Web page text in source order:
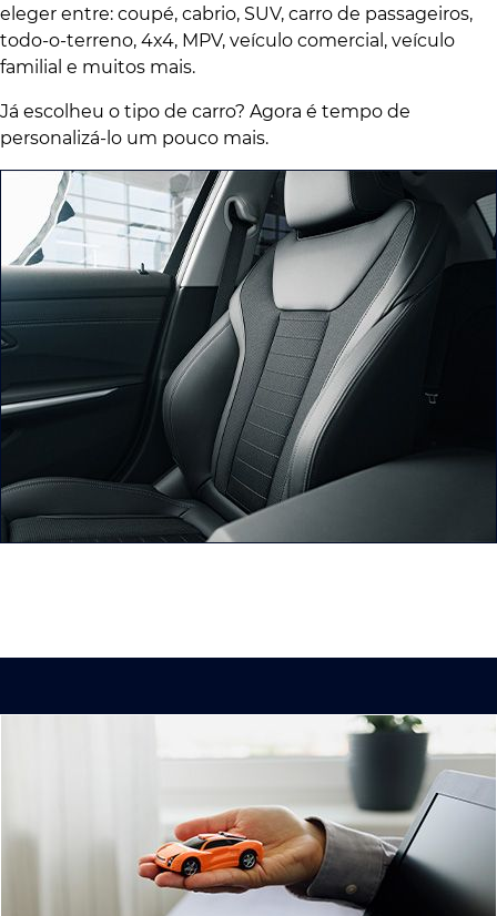
eleger entre: coupé, cabrio, SUV, carro de passageiros,
todo-o-terreno, 4x4, MPV, veículo comercial, veículo
familial e muitos mais.
Já escolheu o tipo de carro? Agora é tempo de
personalizá-lo um pouco mais.